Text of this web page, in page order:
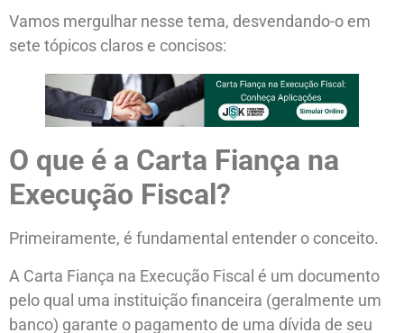
Vamos mergulhar nesse tema, desvendando-o em
sete tópicos claros e concisos:
O que é a Carta Fiança na
Execução Fiscal?
Primeiramente, é fundamental entender o conceito.
A Carta Fiança na Execução Fiscal é um documento
pelo qual uma instituição financeira (geralmente um
banco) garante o pagamento de uma dívida de seu